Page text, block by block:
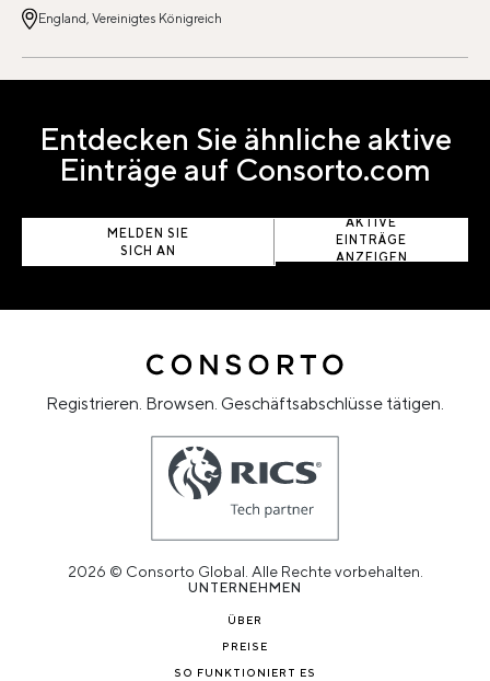
England, Vereinigtes Königreich
Entdecken Sie ähnliche aktive
Einträge auf Consorto.com
MELDEN SIE
SICH AN
AKTIVE
EINTRÄGE
ANZEIGEN
Registrieren. Browsen. Geschäftsabschlüsse tätigen.
2026 © Consorto Global. Alle Rechte vorbehalten.
UNTERNEHMEN
ÜBER
PREISE
SO FUNKTIONIERT ES